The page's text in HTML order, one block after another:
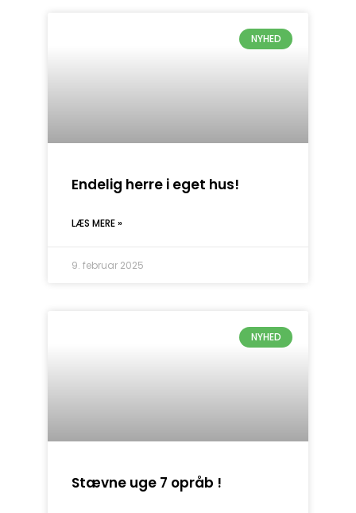
NYHED
Endelig herre i eget hus!
LÆS MERE »
9. februar 2025
NYHED
Stævne uge 7 opråb !